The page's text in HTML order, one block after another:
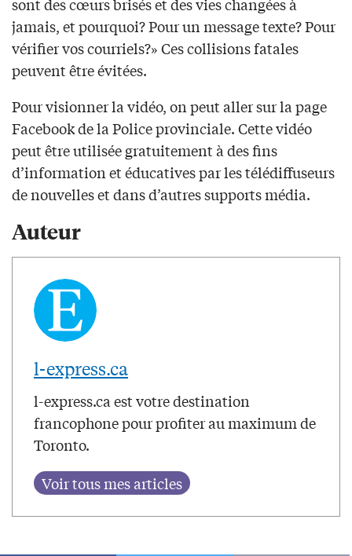
sont des cœurs brisés et des vies changées à
jamais, et pourquoi? Pour un message texte? Pour
vérifier vos courriels?» Ces collisions fatales
peuvent être évitées.
Pour visionner la vidéo, on peut aller sur la page
Facebook de la Police provinciale. Cette vidéo
peut être utilisée gratuitement à des fins
d’information et éducatives par les télédiffuseurs
de nouvelles et dans d’autres supports média.
Auteur
l-express.ca
l-express.ca est votre destination
francophone pour profiter au maximum de
Toronto.